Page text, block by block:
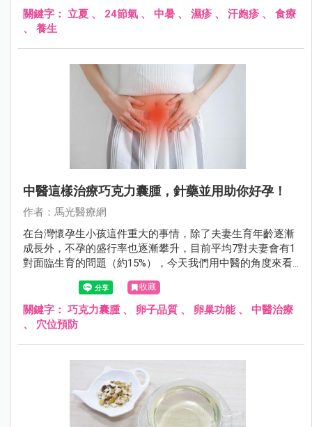
關鍵字： 立夏 、 24節氣 、 中暑 、 濕疹 、 汗皰疹 、 食療
、 養生
中醫這樣治療巧克力囊腫，針藥並用助你好孕！
作者：馬光醫療網
在台灣懷孕生小孩這件重大的事情，除了夫妻生育年齡逐漸
成長外，不孕的盛行率也逐漸攀升，目前平均7對夫妻會有1
對面臨生育的問題（約15%），今天我們用中醫的角度來看
巧克力囊腫。
收藏
關鍵字： 巧克力囊腫、 卵子品質 、 卵巢功能、 中醫治療
、 穴位預防